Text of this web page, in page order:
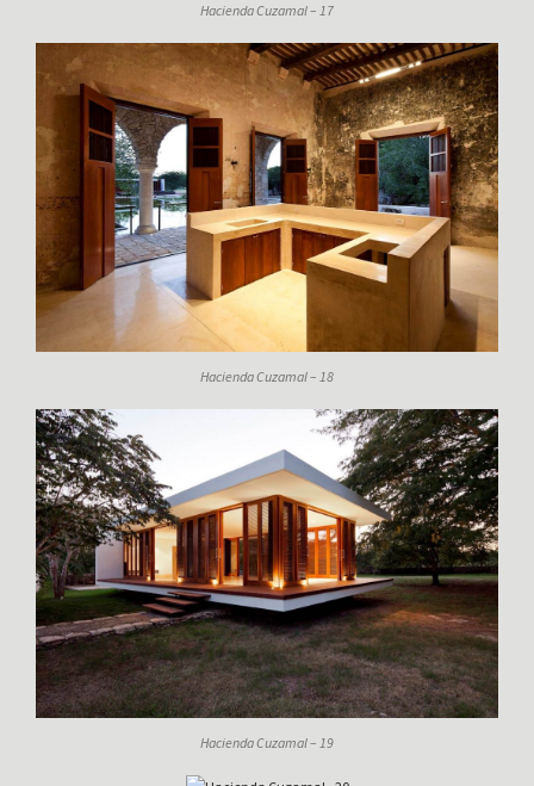
Hacienda Cuzamal – 17
Hacienda Cuzamal – 18
Hacienda Cuzamal – 19